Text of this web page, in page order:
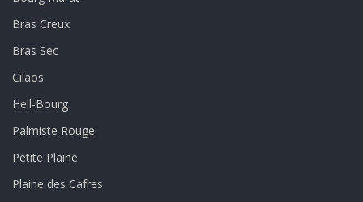
Bras Creux
Bras Sec
Cilaos
Hell-Bourg
Palmiste Rouge
Petite Plaine
Plaine des Cafres